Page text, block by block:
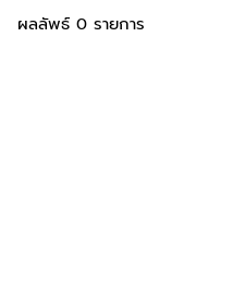
ผลลัพธ์ 0 รายการ